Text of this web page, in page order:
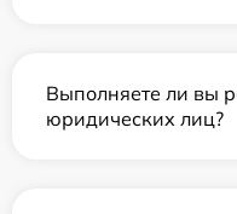
Выполняете ли вы
юридических лиц?